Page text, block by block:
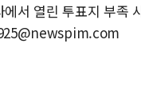
에서 열린 투표지 부족